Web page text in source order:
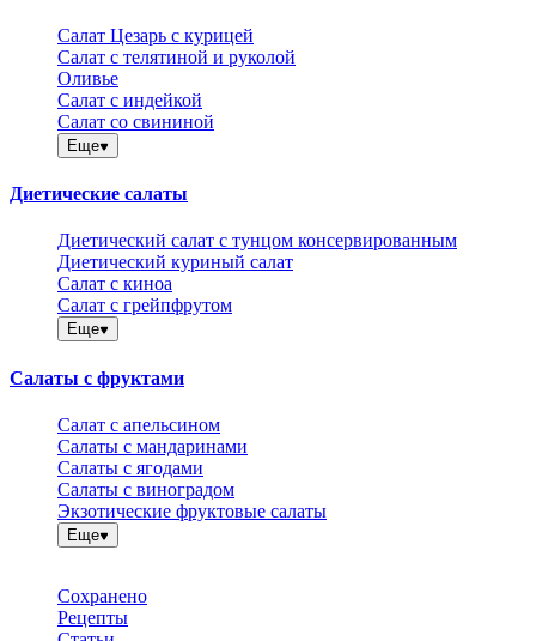
Салат Цезарь с курицей
Салат с телятиной и руколой
Оливье
Салат с индейкой
Салат со свининой
Еще
Диетические салаты
Диетический салат с тунцом консервированным
Диетический куриный салат
Салат с киноа
Салат с грейпфрутом
Еще
Салаты с фруктами
Салат с апельсином
Салаты с мандаринами
Салаты с ягодами
Салаты с виноградом
Экзотические фруктовые салаты
Еще
Сохранено
Рецепты